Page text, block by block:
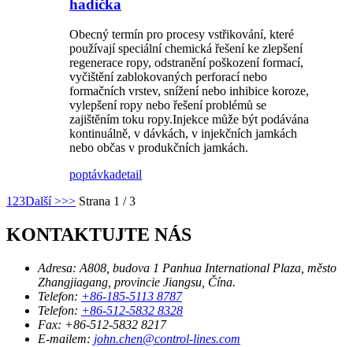
hadička
Obecný termín pro procesy vstřikování, které
používají speciální chemická řešení ke zlepšení
regenerace ropy, odstranění poškození formací,
vyčištění zablokovaných perforací nebo
formačních vrstev, snížení nebo inhibice koroze,
vylepšení ropy nebo řešení problémů se
zajištěním toku ropy.Injekce může být podávána
kontinuálně, v dávkách, v injekčních jamkách
nebo občas v produkčních jamkách.
poptávkadetail
1 23Další >>> Strana 1 / 3
KONTAKTUJTE NÁS
Adresa: A808, budova 1 Panhua International Plaza, město
Zhangjiagang, provincie Jiangsu, Čína.
Telefon: +86-185-5113 8787
Telefon: +86-512-5832 8328
Fax: +86-512-5832 8217
E-mailem: john.chen@control-lines.com